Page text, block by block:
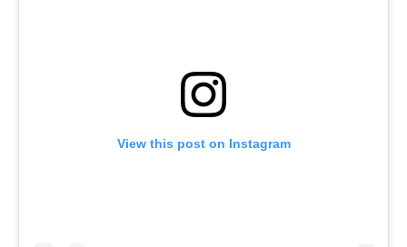
View this post on Instagram